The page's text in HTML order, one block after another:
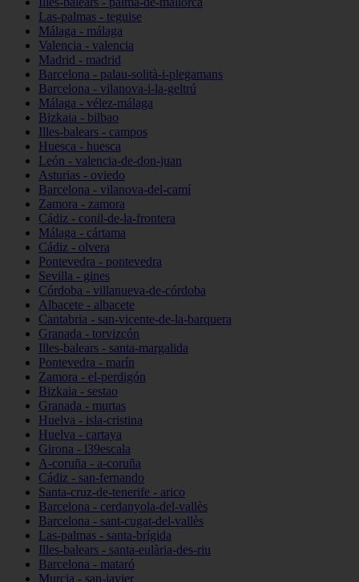
Las-palmas - teguise
Málaga - málaga
Valencia - valencia
Madrid - madrid
Barcelona - palau-solità-i-plegamans
Barcelona - vilanova-i-la-geltrú
Málaga - vélez-málaga
Bizkaia - bilbao
Illes-balears - campos
Huesca - huesca
León - valencia-de-don-juan
Asturias - oviedo
Barcelona - vilanova-del-camí
Zamora - zamora
Cádiz - conil-de-la-frontera
Málaga - cártama
Cádiz - olvera
Pontevedra - pontevedra
Sevilla - gines
Córdoba - villanueva-de-córdoba
Albacete - albacete
Cantabria - san-vicente-de-la-barquera
Granada - torvizcón
Illes-balears - santa-margalida
Pontevedra - marín
Zamora - el-perdigón
Bizkaia - sestao
Granada - murtas
Huelva - isla-cristina
Huelva - cartaya
Girona - l39escala
A-coruña - a-coruña
Cádiz - san-fernando
Santa-cruz-de-tenerife - arico
Barcelona - cerdanyola-del-vallès
Barcelona - sant-cugat-del-vallès
Las-palmas - santa-brígida
Illes-balears - santa-eulària-des-riu
Barcelona - mataró
Murcia - san-javier